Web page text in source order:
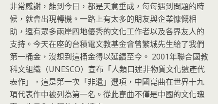
非常感謝，能到今日，都是天意垂成，每每遇到問題的時
候，就會出現轉機。一路上有太多的朋友與企業慷慨相
助，還有眾多兩岸四地優秀的文化工作者以及各界友人的
支持。今天在座的台積電文教基金會曾繁城先生給了我們
第一桶金，沒想到這桶金得以延續至今。 2001年聯合國教
科文組織（UNESCO）宣布「人類口述非物質文化遺產代
表作」，這是第一次「非遺」選項，中國崑曲在世界十九
項代表作中被列為第一名。從此崑曲不僅是中國的文化瑰